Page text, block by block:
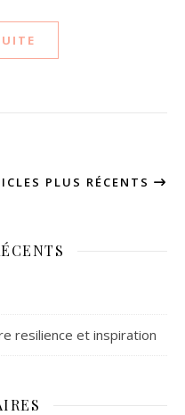
PLUS RÉCENTS
resilience et inspiration